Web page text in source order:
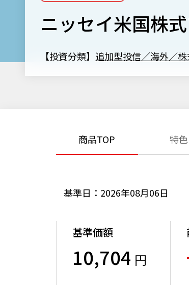
ニッセイ米国株
【投資分類】 追加型投信／海外／
商品TOP 特色
基準日：2026年08月06日
基準価額
10,704 円